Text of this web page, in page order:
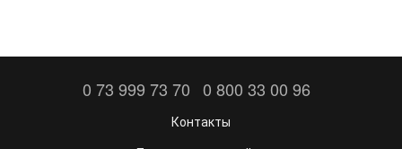
0 73 999 73 70 0 800 33 00 96
Контакты